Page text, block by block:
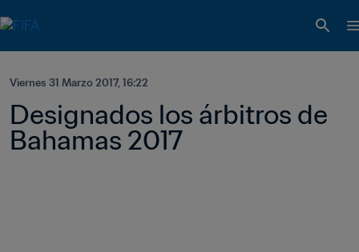
Viernes 31 Marzo 2017, 16:22
Designados los árbitros de
Bahamas 2017